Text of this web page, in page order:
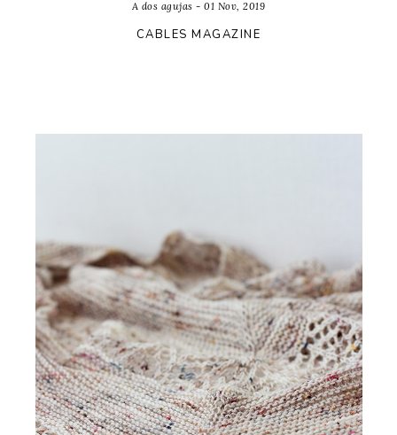
A dos agujas - 01 Nov, 2019
CABLES MAGAZINE